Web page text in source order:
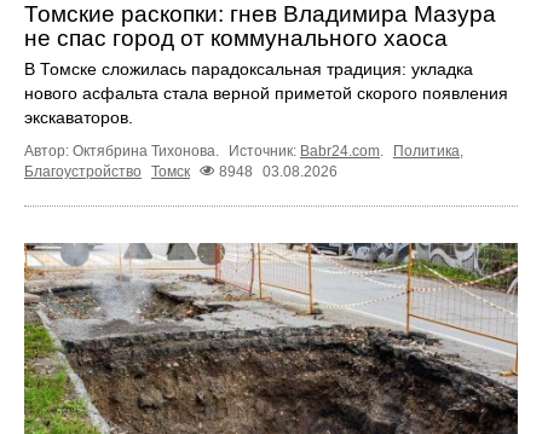
Томские раскопки: гнев Владимира Мазура
не спас город от коммунального хаоса
В Томске сложилась парадоксальная традиция: укладка
нового асфальта стала верной приметой скорого появления
экскаваторов.
Автор: Октябрина Тихонова. Источник: Babr24.com. Политика,
Благоустройство
Томск 8948 03.08.2026